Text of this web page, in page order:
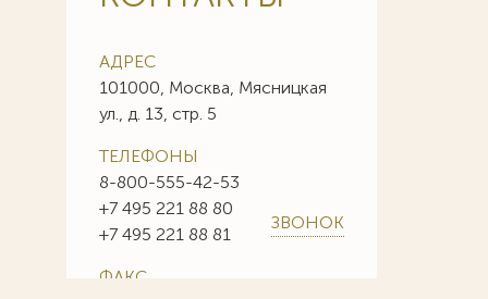
АДРЕС
101000, Москва, Мясницкая
ул., д. 13, стр. 5
ТЕЛЕФОНЫ
8-800-555-42-53
+7 495 221 88 80
+7 495 221 88 81
ЗВОНОК
ФАКС